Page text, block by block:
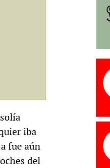
iba
fue aún
del